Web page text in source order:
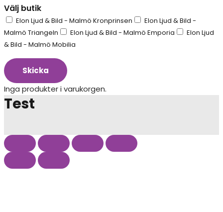
Välj butik
Elon Ljud & Bild - Malmö Kronprinsen
Elon Ljud & Bild -
Malmö Triangeln
Elon Ljud & Bild - Malmö Emporia
Elon Ljud
& Bild - Malmö Mobilia
Skicka
Inga produkter i varukorgen.
Test